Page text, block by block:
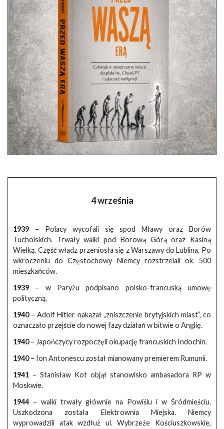
4 września
1939 – Polacy wycofali się spod Mławy oraz Borów
Tucholskich. Trwały walki pod Borową Górą oraz Kasiną
Wielką. Część władz przeniosła się z Warszawy do Lublina. Po
wkroczeniu do Częstochowy Niemcy rozstrzelali ok. 500
mieszkańców.
1939 – w Paryżu podpisano polsko-francuską umowę
polityczną.
1940– Adolf Hitler nakazał „zniszczenie brytyjskich miast”, co
oznaczało przejście do nowej fazy działań w bitwie o Anglię.
1940– Japończycy rozpoczęli okupację francuskich Indochin.
1940– Ion Antonescu został mianowany premierem Rumunii.
1941 – Stanisław Kot objął stanowisko ambasadora RP w
Moskwie.
1944 – walki trwały głównie na Powiślu i w Śródmieściu.
Uszkodzona została Elektrownia Miejska. Niemcy
wyprowadzili atak wzdłuż ul. Wybrzeże Kościuszkowskie,